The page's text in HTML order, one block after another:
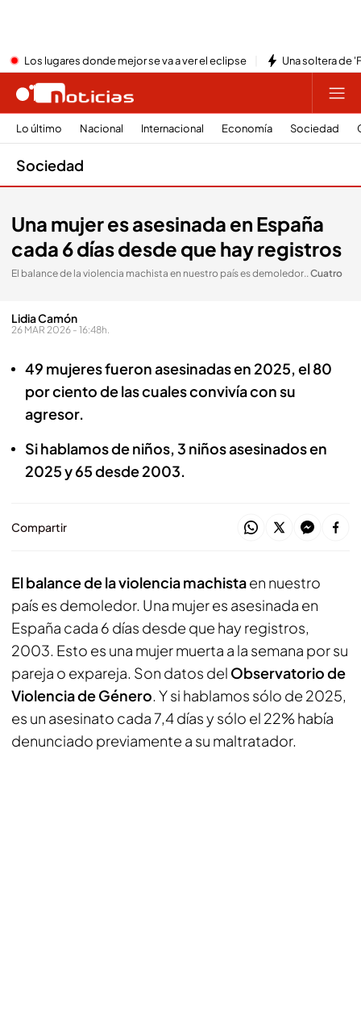
Los lugares donde mejor se va a ver el eclipse Una soltera de
Lo último Nacional Internacional Economía Sociedad
Sociedad
Una mujer es asesinada en España
cada 6 días desde que hay registros
El balance de la violencia machista en nuestro país es demoledor..Cuatro
Lidia Camón
26 MAR 2026 - 16:48h.
49 mujeres fueron asesinadas en 2025, el 80
por ciento de las cuales convivía con su
agresor.
Si hablamos de niños, 3 niños asesinados en
2025 y 65 desde 2003.
Compartir
El balance de la violencia machistaen nuestro
país es demoledor. Una mujer es asesinada en
España cada 6 días desde que hay registros,
2003. Esto es una mujer muerta a la semana por su
pareja o expareja. Son datos del Observatorio de
Violencia de Género. Y si hablamos sólo de 2025,
es un asesinato cada 7,4 días y sólo el 22% había
denunciado previamente a su maltratador.